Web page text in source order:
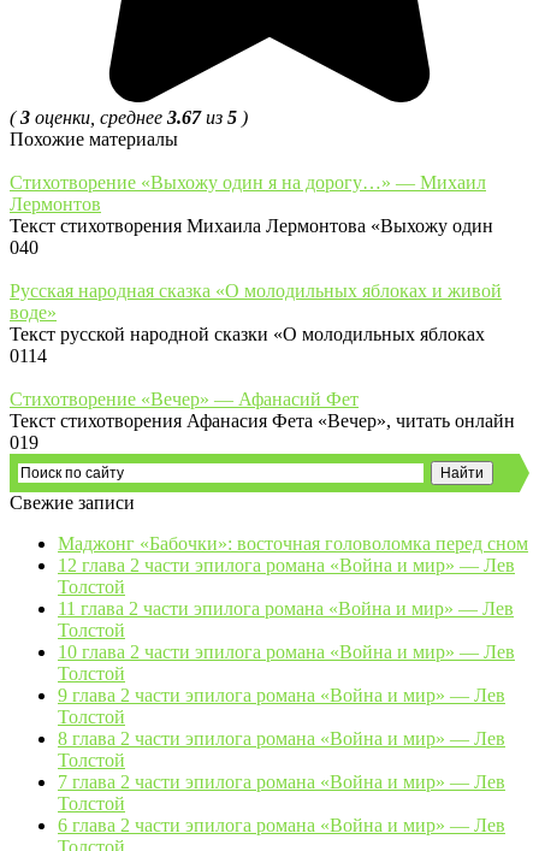
(3 оценки, среднее 3.67из 5 )
Похожие материалы
Стихотворение «Выхожу один я на дорогу…» — Михаил
Лермонтов
Текст стихотворения Михаила Лермонтова «Выхожу один
040
Русская народная сказка «О молодильных яблоках и живой
воде»
Текст русской народной сказки «О молодильных яблоках
0114
Стихотворение «Вечер» — Афанасий Фет
Текст стихотворения Афанасия Фета «Вечер», читать онлайн
019
Свежие записи
Маджонг «Бабочки»: восточная головоломка перед сном
12 глава 2 части эпилога романа «Война и мир» — Лев
Толстой
11 глава 2 части эпилога романа «Война и мир» — Лев
Толстой
10 глава 2 части эпилога романа «Война и мир» — Лев
Толстой
9 глава 2 части эпилога романа «Война и мир» — Лев
Толстой
8 глава 2 части эпилога романа «Война и мир» — Лев
Толстой
7 глава 2 части эпилога романа «Война и мир» — Лев
Толстой
6 глава 2 части эпилога романа «Война и мир» — Лев
Толстой